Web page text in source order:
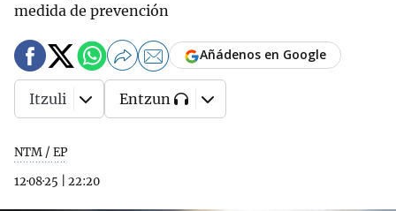
medida de prevención
NTM / EP
12·08·25
22:20
Añádenos en Google
Itzuli Entzun